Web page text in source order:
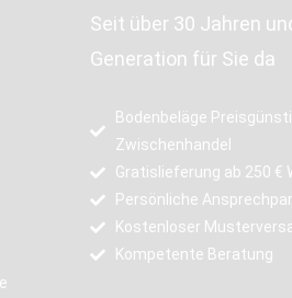
Seit über 30 Jahren
Generation für Sie da
Bodenbeläge
Zwischenhandel
Gratislieferung ab 250 €
Persönliche
Kostenloser
Kompetente Beratung